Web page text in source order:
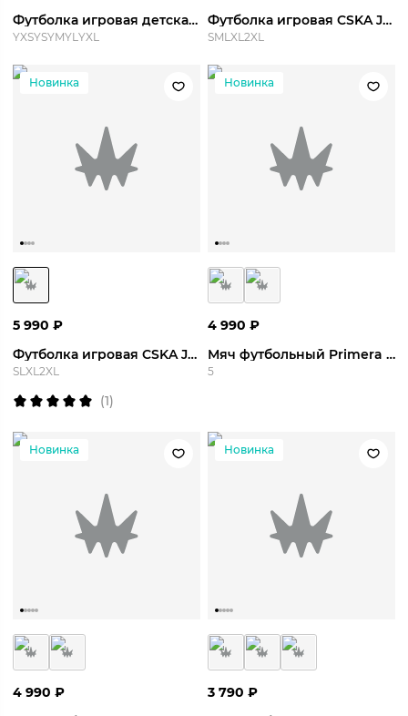
Футболка игровая детская CSKA Jersey Home 26/27 Y
YXSYSYMYLYXL
Футболка игровая CSKA Jersey Home 26/27
SMLXL2XL
Новинка
5 990 ₽
Футболка игровая CSKA Jersey Away 26/27
SLXL2XL
(1)
Новинка
4 990 ₽
Мяч футбольный Primera Impulse Team
5
Новинка
4 990 ₽
Новинка
3 790 ₽